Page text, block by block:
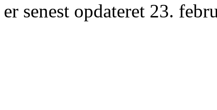
er senest opdateret 23.